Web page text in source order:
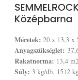
Középbarna
Méretek: 20 x 13,3 x
Anyagszükséglet:
Rakatnorma: 13,4
Súly: 3 kg/db, 1512